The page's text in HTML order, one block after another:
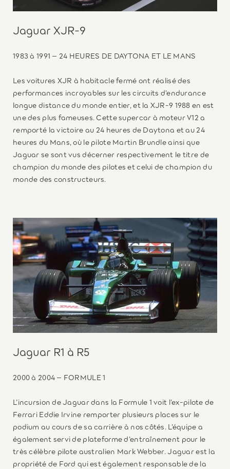
Jaguar XJR-9
1983 à 1991 – 24 HEURES DE DAYTONA ET LE MANS
Les voitures XJR à habitacle fermé ont réalisé des
performances incroyables sur les circuits d’endurance
longue distance du monde entier, et la XJR-9 1988 en est
une des plus fameuses. Cette supercar à moteur V12 a
remporté la victoire au 24 heures de Daytona et au 24
heures du Mans, où le pilote Martin Brundle ainsi que
Jaguar se sont vus décerner respectivement le titre de
champion du monde des pilotes et celui de champion du
monde des constructeurs.
Jaguar R1 à R5
2000 à 2004 – FORMULE 1
L’incursion de Jaguar dans la Formule 1 voit l’ex-pilote de
Ferrari Eddie Irvine remporter plusieurs places sur le
podium au cours de sa carrière à nos côtés. L’équipe a
également servi de plateforme d’entraînement pour le
très célèbre pilote australien Mark Webber. Jaguar est la
propriété de Ford qui est également responsable de la